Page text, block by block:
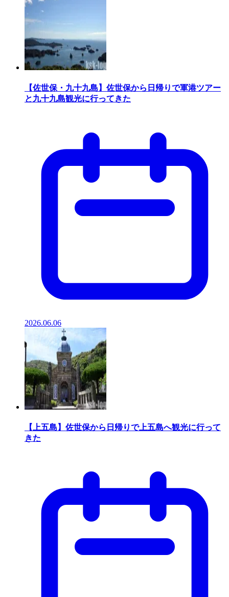
【佐世保・九十九島】佐世保から日帰りで軍港ツアー
と九十九島観光に行ってきた
2026.06.06
【上五島】佐世保から日帰りで上五島へ観光に行って
きた